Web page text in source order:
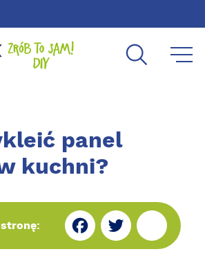
panel
kuchni?
Fa Tw
Sh